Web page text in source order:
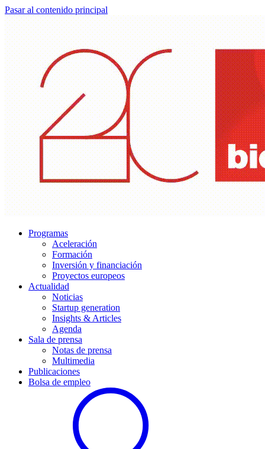
Pasar al contenido principal
Programas
Aceleración
Formación
Inversión y financiación
Proyectos europeos
Actualidad
Noticias
Startup generation
Insights & Articles
Agenda
Sala de prensa
Notas de prensa
Multimedia
Publicaciones
Bolsa de empleo